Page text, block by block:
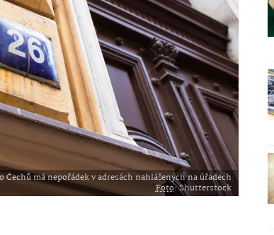
Čechů má nepořádek v adresách nahlášených na úřadech
Foto: Shutterstock